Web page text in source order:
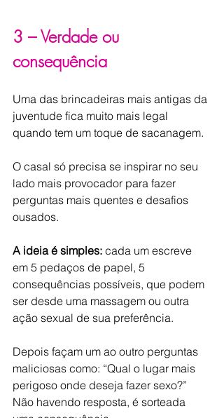
3 – Verdade ou
consequência
Uma das brincadeiras mais antigas da
juventude fica muito mais legal
quando tem um toque de sacanagem.
O casal só precisa se inspirar no seu
lado mais provocador para fazer
perguntas mais quentes e desafios
ousados.
A ideia é simples: cada um escreve
em 5 pedaços de papel, 5
consequências possíveis, que podem
ser desde uma massagem ou outra
ação sexual de sua preferência.
Depois façam um ao outro perguntas
maliciosas como: “Qual o lugar mais
perigoso onde deseja fazer sexo?”
Não havendo resposta, é sorteada